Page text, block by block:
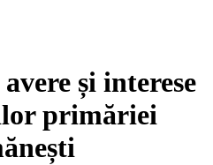
și interese
primăriei